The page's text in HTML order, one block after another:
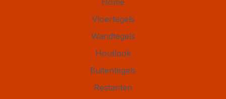
Home
Vloertegels
Wandtegels
Houtlook
Buitentegels
Restanten